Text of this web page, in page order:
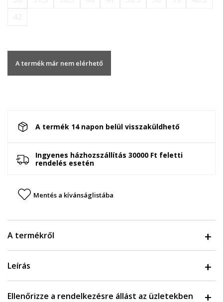
A termék már nem elérhető
A termék 14 napon belül visszaküldhető
Ingyenes házhozszállítás 30000 Ft feletti
rendelés esetén
Mentés a kívánságlistába
A termékről
Leírás
Ellenőrizze a rendelkezésre állást az üzletekben